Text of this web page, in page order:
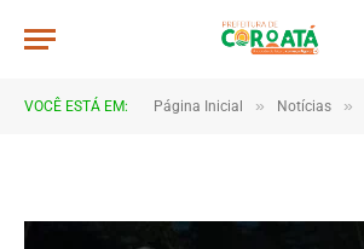
VOCÊ ESTÁ EM: Página Inicial » Notícias »
IMG_0491